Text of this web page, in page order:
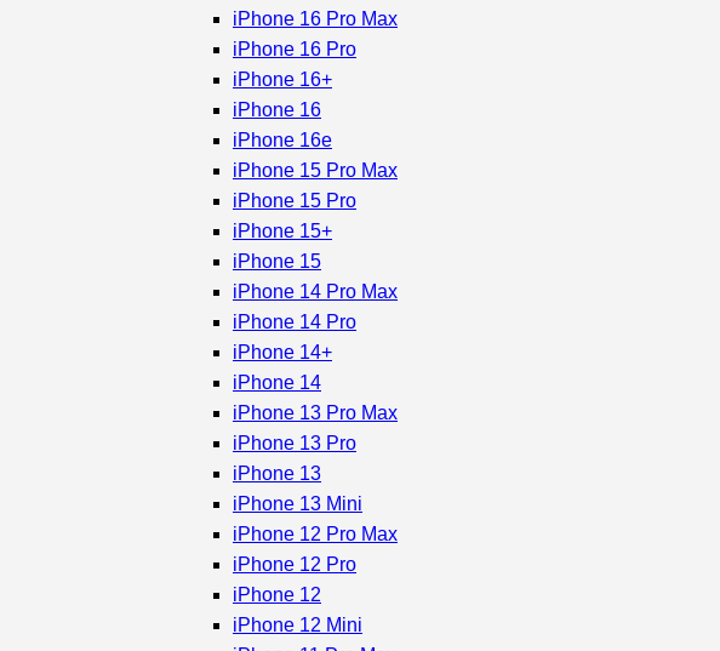
iPhone 16 Pro Max
iPhone 16 Pro
iPhone 16+
iPhone 16
iPhone 16e
iPhone 15 Pro Max
iPhone 15 Pro
iPhone 15+
iPhone 15
iPhone 14 Pro Max
iPhone 14 Pro
iPhone 14+
iPhone 14
iPhone 13 Pro Max
iPhone 13 Pro
iPhone 13
iPhone 13 Mini
iPhone 12 Pro Max
iPhone 12 Pro
iPhone 12
iPhone 12 Mini